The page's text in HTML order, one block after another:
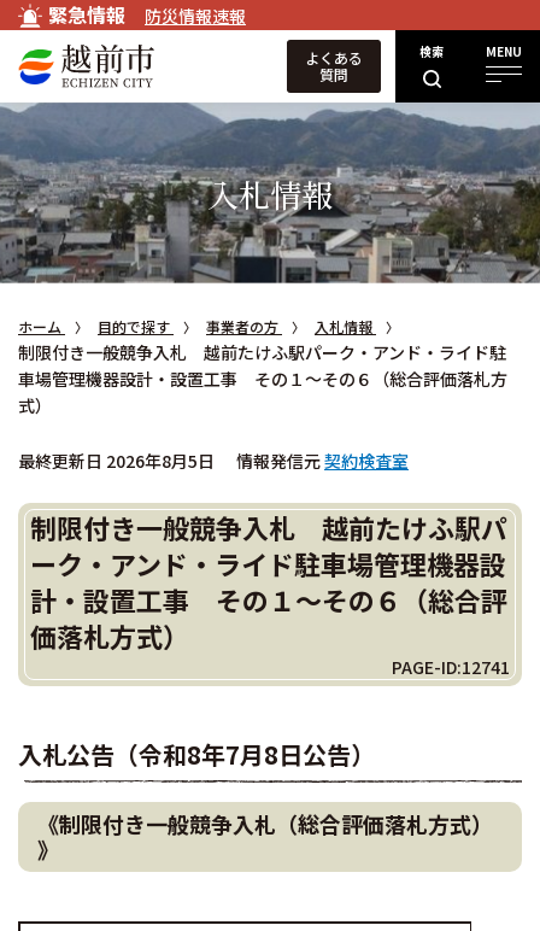
緊急情報 防災情報速報
検索 MENU
よくある
質問
入札情報
ホーム 目的で探す 事業者の方 入札情報
制限付き一般競争入札 越前たけふ駅パーク・アンド・ライド駐
車場管理機器設計・設置工事 その１～その６（総合評価落札方
式）
最終更新日 2026年8月5日 情報発信元契約検査室
制限付き一般競争入札 越前たけふ駅パ
ーク・アンド・ライド駐車場管理機器設
計・設置工事 その１～その６（総合評
価落札方式）
PAGE-ID:12741
入札公告（令和8年7月8日公告）
《制限付き一般競争入札（総合評価落札方式）
》